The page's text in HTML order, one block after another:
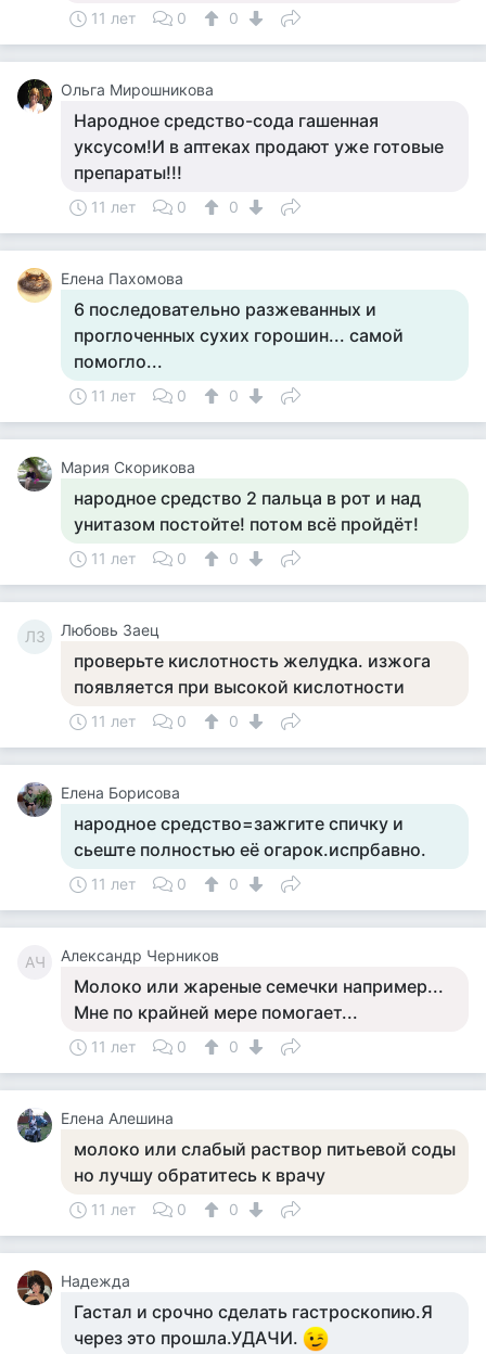
11 лет 0 0
Ольга Мирошникова
Народное средство-сода гашенная
уксусом!И в аптеках продают уже готовые
препараты!!!
11 лет 0 0
Елена Пахомова
6 последовательно разжеванных и
проглоченных сухих горошин... самой
помогло...
11 лет 0 0
Мария Скорикова
народное средство 2 пальца в рот и над
унитазом постойте! потом всё пройдёт!
11 лет 0 0
ЛЗ Любовь Заец
проверьте кислотность желудка. изжога
появляется при высокой кислотности
11 лет 0 0
Елена Борисова
народное средство=зажгите спичку и
сьеште полностью её огарок.испрбавно.
11 лет 0 0
АЧ Александр Черников
Молоко или жареные семечки например...
Мне по крайней мере помогает...
11 лет 0 0
Елена Алешина
молоко или слабый раствор питьевой соды
но лучшу обратитесь к врачу
11 лет 0 0
Надежда
Гастал и срочно сделать гастроскопию.Я
через это прошла.УДАЧИ.